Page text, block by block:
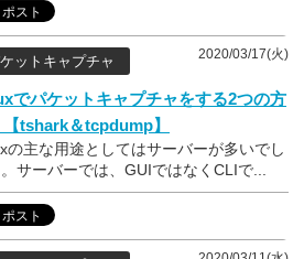
2020/03/17(火)
ットキャプチャ
でパケットキャプチャをする2つの方
tshark＆tcpdump】
の主な用途としてはサーバーが多いでし
。サーバーでは、GUIではなくCLIで...